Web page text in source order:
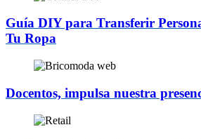
Guía DIY para Transferir
Tu Ropa
Docentos, impulsa nuestra